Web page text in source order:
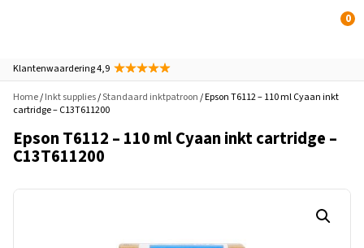
0
Klantenwaardering 4,9
Home/Inkt supplies/Standaard inktpatroon/ Epson T6112 – 110 ml Cyaan inkt
cartridge – C13T611200
Epson T6112 – 110 ml Cyaan inkt cartridge –
C13T611200